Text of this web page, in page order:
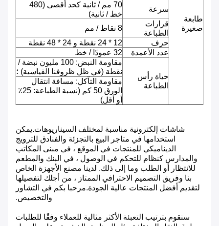
طابعة
صغيرة
سرعة
70 مم / ثانية كحد أقصى (480
خط / ثانية)
قرارات
الطباعة
8 نقاط / مم
حرف
12 * 24 نقطة و 24 * 48 نقطة
عدد الأعمدة
32 عمودًا / خط
حياة رأس
الطباعة
مقاومة النبض: 100 مليون نبضة /
نقطة (في ظل ظروفنا القياسية) ؛
مقاومة التآكل: مسافة انتقال
الورق 50 كم (نسبة الطباعة: 25٪
أو أقل)
شاشات إلكترونية مناسبة لمختلف السيناريوهات.يمكن
استخدامها في متاجر البيع بالتجزئة والفنادق للترويج
الديناميكي للمنتجات في الموقع ، في مبنى المكاتب
والمدارس كنظام للتحكم في الوصول ، في البنك والمطعم
للانتظار أو الطلب وما إلى ذلك. لدينا مصنع الأجهزة الخاص
بنا وفريق التصميم الاحترافي الممتاز ، من أجلك لتفصيلها
لتقديم أفضل المنتجات عالية الجودة.مرحبا بكم في التشاور
والتخصيص.
سنقوم بترتيب التعبئة الأكثر مثالية للعملاء وفقًا للطلبات